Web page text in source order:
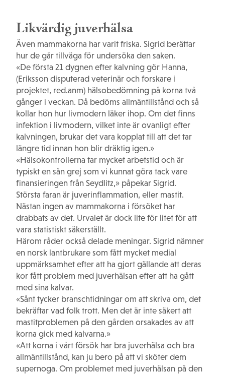
Likvärdig juverhälsa
Även mammakorna har varit friska. Sigrid berättar
hur de går tillväga för undersöka den saken.
«De första 21 dygnen efter kalvning gör Hanna,
(Eriksson disputerad veterinär och forskare i
projektet, red.anm) hälsobedömning på korna två
gånger i veckan. Då bedöms allmäntillstånd och så
kollar hon hur livmodern läker ihop. Om det finns
infektion i livmodern, vilket inte är ovanligt efter
kalvningen, brukar det vara kopplat till att det tar
längre tid innan hon blir dräktig igen.»
«Hälsokontrollerna tar mycket arbetstid och är
typiskt en sån grej som vi kunnat göra tack vare
finansieringen från Seydlitz,» påpekar Sigrid.
Största faran är juverinflammation, eller mastit.
Nästan ingen av mammakorna i försöket har
drabbats av det. Urvalet är dock lite för litet för att
vara statistiskt säkerställt.
Härom råder också delade meningar. Sigrid nämner
en norsk lantbrukare som fått mycket medial
uppmärksamhet efter att ha gjort gällande att deras
kor fått problem med juverhälsan efter att ha gått
med sina kalvar.
«Sånt tycker branschtidningar om att skriva om, det
bekräftar vad folk trott. Men det är inte säkert att
mastitproblemen på den gården orsakades av att
korna gick med kalvarna.»
«Att korna i vårt försök har bra juverhälsa och bra
allmäntillstånd, kan ju bero på att vi sköter dem
supernoga. Om problemet med juverhälsan på den